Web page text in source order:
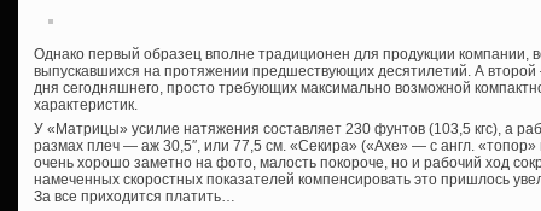
Однако первый образец вполне традиционен для продукции компании,
выпускавшихся на протяжении предшествующих десятилетий. А
дня сегодняшнего, просто требующих максимально возможной
характеристик.
У «Матрицы» усилие натяжения составляет 230 фунтов (103,5 кгс), а
размах плеч — аж 30,5″, или 77,5 см. «Секира» («Axe» — с англ.
очень хорошо заметно на фото, малость покороче, но и рабочий ход
намеченных скоростных показателей компенсировать это пришлось
За все приходится платить…